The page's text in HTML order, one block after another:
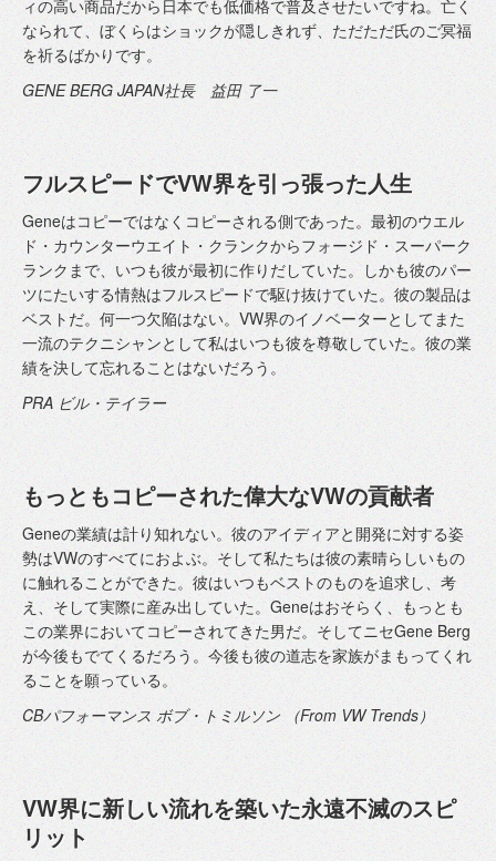
ィの高い商品だから日本でも低価格で普及させたいですね。亡く
なられて、ぼくらはショックが隠しきれず、ただただ氏のご冥福
を祈るばかりです。
GENE BERG JAPAN社長 益田 了一
フルスピードでVW界を引っ張った人生
Geneはコピーではなくコピーされる側であった。最初のウエル
ド・カウンターウエイト・クランクからフォージド・スーパーク
ランクまで、いつも彼が最初に作りだしていた。しかも彼のパー
ツにたいする情熱はフルスピードで駆け抜けていた。彼の製品は
ベストだ。何一つ欠陥はない。VW界のイノベーターとしてまた
一流のテクニシャンとして私はいつも彼を尊敬していた。彼の業
績を決して忘れることはないだろう。
PRA ビル・テイラー
もっともコピーされた偉大なVWの貢献者
Geneの業績は計り知れない。彼のアイディアと開発に対する姿
勢はVWのすべてにおよぶ。そして私たちは彼の素晴らしいもの
に触れることができた。彼はいつもベストのものを追求し、考
え、そして実際に産み出していた。Geneはおそらく、もっとも
この業界においてコピーされてきた男だ。そしてニセGene Berg
が今後もでてくるだろう。今後も彼の道志を家族がまもってくれ
ることを願っている。
CBパフォーマンス ボブ・トミルソン （From VW Trends）
VW界に新しい流れを築いた永遠不滅のスピ
リット